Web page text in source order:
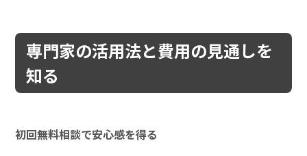
専門家の活用法と費用の見通しを
知る
初回無料相談で安心感を得る